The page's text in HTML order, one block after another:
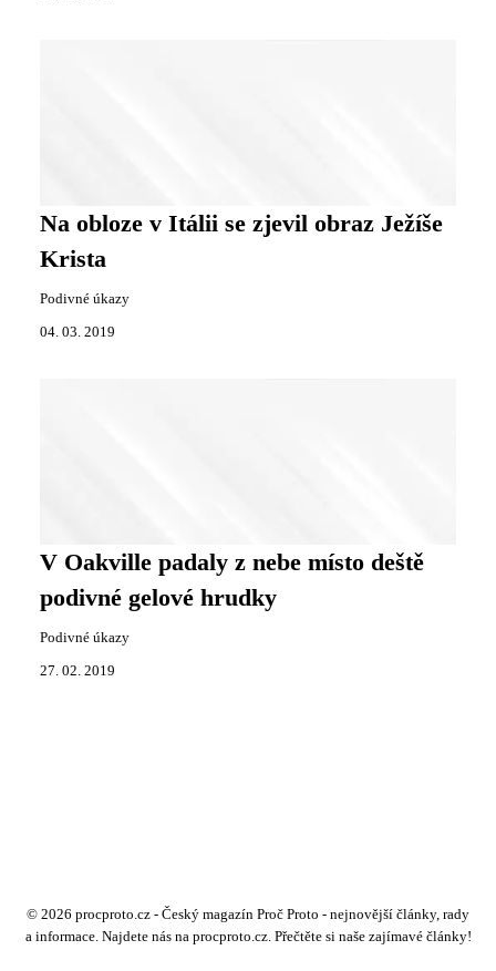
Na obloze v Itálii se zjevil obraz Ježíše
Krista
Podivné úkazy
04. 03. 2019
V Oakville padaly z nebe místo deště
podivné gelové hrudky
Podivné úkazy
27. 02. 2019
© 2026 procproto.cz - Český magazín Proč Proto - nejnovější články, rady
a informace. Najdete nás na procproto.cz. Přečtěte si naše zajímavé články!